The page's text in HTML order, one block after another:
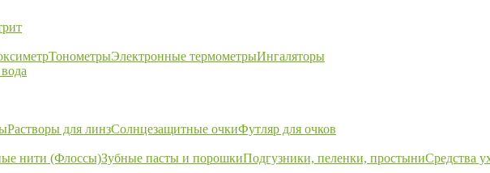
ТонометрыЭлектронные термометрыИнгаляторы
Растворы для линзСолнцезащитные очкиФутляр для очков
нити (Флоссы)Зубные пасты и порошкиПодгузники, пеленки, простыниСредства